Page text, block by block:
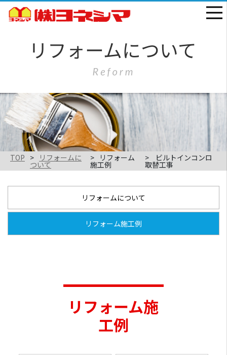
TOP リフォームに
ついて
リフォーム
施工例
ビルトインコンロ
取替工事
リフォームについて
リフォーム施工例
リフォーム施
工例